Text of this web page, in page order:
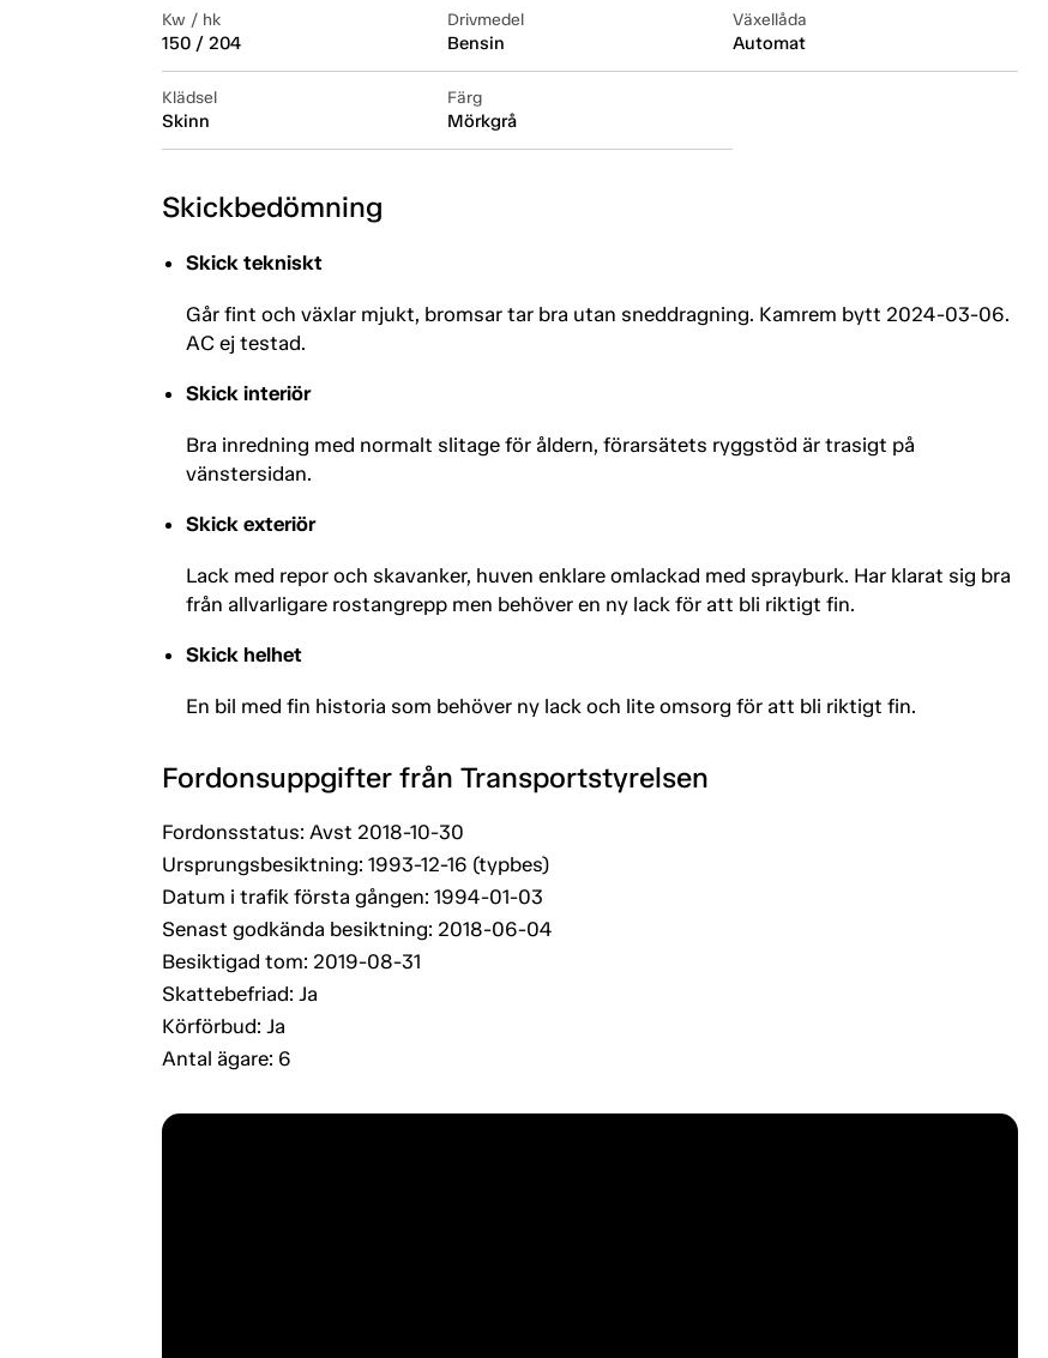
Kw / hk
150 / 204
Drivmedel
Bensin
Växellåda
Automat
Klädsel
Skinn
Färg
Mörkgrå
Skickbedömning
Skick tekniskt
Går fint och växlar mjukt, bromsar tar bra utan sneddragning. Kamrem bytt 2024-03-06.
AC ej testad.
Skick interiör
Bra inredning med normalt slitage för åldern, förarsätets ryggstöd är trasigt på
vänstersidan.
Skick exteriör
Lack med repor och skavanker, huven enklare omlackad med sprayburk. Har klarat sig bra
från allvarligare rostangrepp men behöver en ny lack för att bli riktigt fin.
Skick helhet
En bil med fin historia som behöver ny lack och lite omsorg för att bli riktigt fin.
Fordonsuppgifter från Transportstyrelsen
Fordonsstatus: Avst 2018-10-30
Ursprungsbesiktning: 1993-12-16 (typbes)
Datum i trafik första gången: 1994-01-03
Senast godkända besiktning: 2018-06-04
Besiktigad tom: 2019-08-31
Skattebefriad: Ja
Körförbud: Ja
Antal ägare: 6